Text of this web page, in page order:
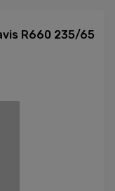
R660 235/65